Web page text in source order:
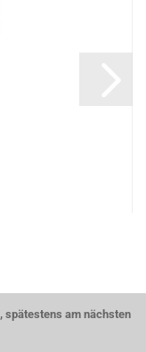
spätestens am nächsten